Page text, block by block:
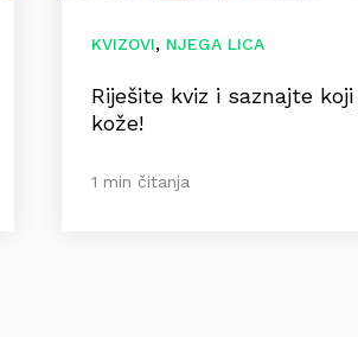
KVIZOVI, NJEGA LICA
Riješite kviz i saznajte
kože!
1 min čitanja